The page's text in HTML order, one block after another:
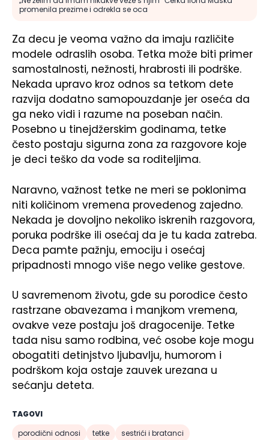
promenila prezime i odrekla se oca
Za decu je veoma važno da imaju različite
modele odraslih osoba. Tetka može biti primer
samostalnosti, nežnosti, hrabrosti ili podrške.
Nekada upravo kroz odnos sa tetkom dete
razvija dodatno samopouzdanje jer oseća da
ga neko vidi i razume na poseban način.
Posebno u tinejdžerskim godinama, tetke
često postaju sigurna zona za razgovore koje
je deci teško da vode sa roditeljima.
Naravno, važnost tetke ne meri se poklonima
niti količinom vremena provedenog zajedno.
Nekada je dovoljno nekoliko iskrenih razgovora,
poruka podrške ili osećaj da je tu kada zatreba.
Deca pamte pažnju, emociju i osećaj
pripadnosti mnogo više nego velike gestove.
U savremenom životu, gde su porodice često
rastrzane obavezama i manjkom vremena,
ovakve veze postaju još dragocenije. Tetke
tada nisu samo rodbina, već osobe koje mogu
obogatiti detinjstvo ljubavlju, humorom i
podrškom koja ostaje zauvek urezana u
sećanju deteta.
TAGOVI
porodični odnosi
tetke sestrići i bratanci